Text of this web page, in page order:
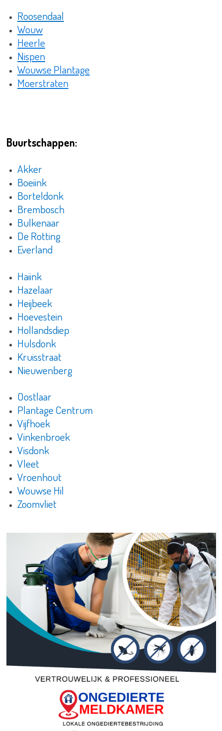
Roosendaal
Wouw
Heerle
Nispen
Wouwse Plantage
Moerstraten
Buurtschappen:
Akker
Boeiink
Borteldonk
Brembosch
Bulkenaar
De Rotting
Everland
Haiink
Hazelaar
Heijbeek
Hoevestein
Hollandsdiep
Hulsdonk
Kruisstraat
Nieuwenberg
Oostlaar
Plantage Centrum
Vijfhoek
Vinkenbroek
Visdonk
Vleet
Vroenhout
Wouwse Hil
Zoomvliet